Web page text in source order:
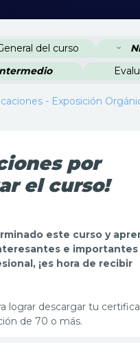
de
del curso
- Exposición
por
el curso!
este curso y
e importantes
¡es hora de recibir
lograr descargar tu
de 70 o más.